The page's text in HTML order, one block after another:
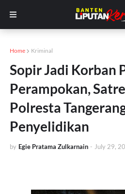
Home Kriminal
Sopir Jadi Korban
Perampokan,
Polresta
Penyelidikan
by Egie Pratama Zulkarnain - July 29,